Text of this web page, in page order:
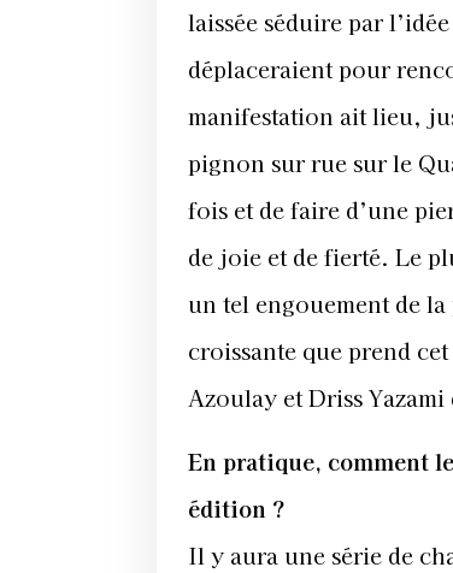
laissée séduire par
déplaceraient pour
manifestation ait lieu,
pignon sur rue sur le
fois et de faire d’une
de joie et de fierté. Le
un tel engouement de
croissante que prend
Azoulay et Driss
En pratique, comment
édition ?
Il y aura une série de